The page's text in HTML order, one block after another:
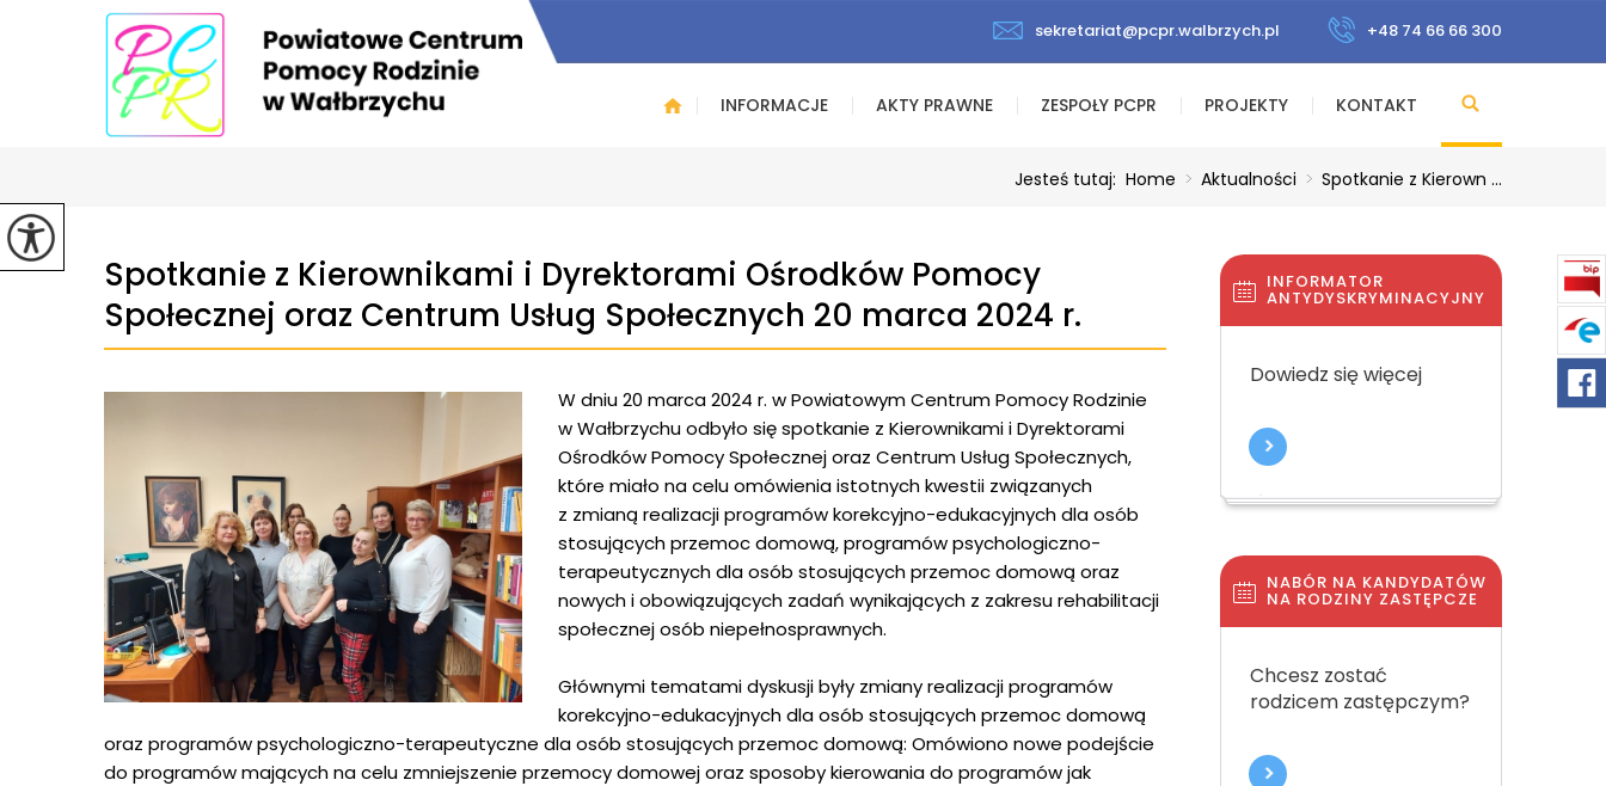
sekretariat@pcpr.walbrzych.pl +48 74 66 66 300
INFORMACJE AKTY PRAWNE ZESPOŁY PCPR PROJEKTY KONTAKT
Jesteś tutaj: Home > Aktualności > Spotkanie z Kierown ...
Spotkanie z Kierownikami i Dyrektorami Ośrodków Pomocy
Społecznej oraz Centrum Usług Społecznych 20 marca 2024 r.
W dniu 20 marca 2024 r. w Powiatowym Centrum Pomocy Rodzinie
w Wałbrzychu odbyło się spotkanie z Kierownikami i Dyrektorami
Ośrodków Pomocy Społecznej oraz Centrum Usług Społecznych,
które miało na celu omówienia istotnych kwestii związanych
z zmianą realizacji programów korekcyjno-edukacyjnych dla osób
stosujących przemoc domową, programów psychologiczno-
terapeutycznych dla osób stosujących przemoc domową oraz
nowych i obowiązujących zadań wynikających z zakresu rehabilitacji
społecznej osób niepełnosprawnych.
Głównymi tematami dyskusji były zmiany realizacji programów
korekcyjno-edukacyjnych dla osób stosujących przemoc domową
oraz programów psychologiczno-terapeutyczne dla osób stosujących przemoc domową: Omówiono nowe podejście
do programów mających na celu zmniejszenie przemocy domowej oraz sposoby kierowania do programów jak
INFORMATOR
ANTYDYSKRYMINACYJNY
Dowiedz się więcej
NABÓR NA KANDYDATÓW
NA RODZINY ZASTĘPCZE
Chcesz zostać
rodzicem zastępczym?